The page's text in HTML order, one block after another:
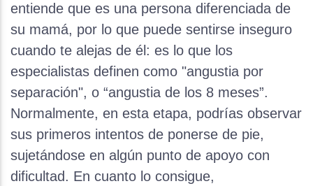
entiende que es una persona diferenciada de
su mamá, por lo que puede sentirse inseguro
cuando te alejas de él: es lo que los
especialistas definen como "angustia por
separación", o “angustia de los 8 meses”.
Normalmente, en esta etapa, podrías observar
sus primeros intentos de ponerse de pie,
sujetándose en algún punto de apoyo con
dificultad. En cuanto lo consigue,